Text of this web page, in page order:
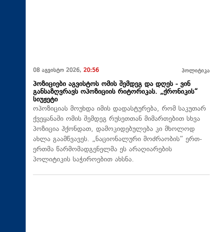
08 აგვისტო 2026, 20:56 პოლიტიკა
პოზიციები აგვისტოს ომის შემდეგ და დღეს - ვინ
განსაზღვრავს ოპოზიციის რიტორიკას. „ქრონიკის“
სიუჟეტი
ოპოზიციას მოუხდა იმის დადასტურება, რომ საკუთარ
ქვეყანაში ომის შემდეგ რუსეთთან მიმართებით სხვა
პოზიცია ჰქონდათ, დამოკიდებულება კი მხოლოდ
ახლა გაამწვავეს. „ნაციონალური მოძრაობის“ ერთ-
ერთმა წარმომადგენელმა ეს არაღიარების
პოლიტიკის საჭიროებით ახსნა.